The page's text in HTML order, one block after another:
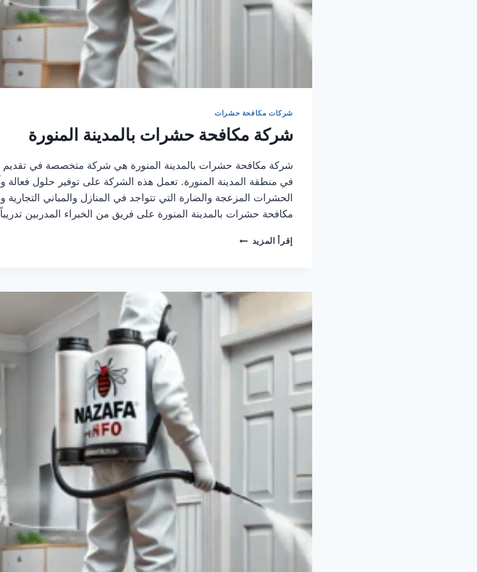
شركات مكافحة حشرات
شركة مكافحة حشرات بالمدينة المنورة
شركة مكافحة حشرات بالمدينة المنورة هي شركة متخصصة في تقديم
في منطقة المدينة المنورة. تعمل هذه الشركة على توفير حلول فعالة
الحشرات المزعجة والضارة التي تتواجد في المنازل والمباني
مكافحة حشرات بالمدينة المنورة على فريق من الخبراء المدربين
إقرأ المزيد شركة